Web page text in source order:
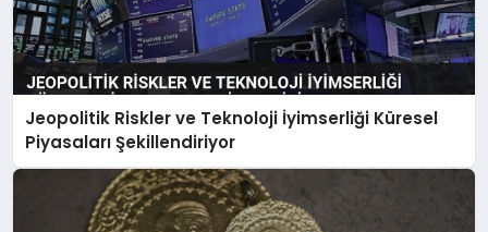
Jeopolitik Riskler ve Teknoloji İyimserliği Küresel
Piyasaları Şekillendiriyor